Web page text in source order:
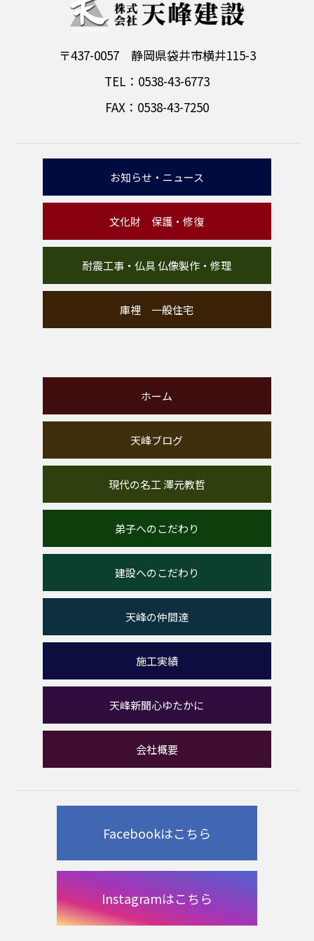
〒437-0057 静岡県袋井市横井115-3
TEL：0538-43-6773
FAX：0538-43-7250
お知らせ・ニュース
文化財 保護・修復
耐震工事・仏具 仏像製作・修理
庫裡 一般住宅
ホーム
天峰ブログ
現代の名工 澤元教哲
弟子へのこだわり
建設へのこだわり
天峰の仲間達
施工実績
天峰新聞心ゆたかに
会社概要
Facebookはこちら
Instagramはこちら